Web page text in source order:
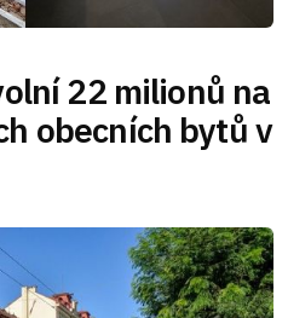
22 milionů na
obecních bytů v